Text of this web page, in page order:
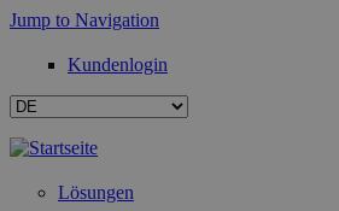
Jump to Navigation
Kundenlogin
Lösungen